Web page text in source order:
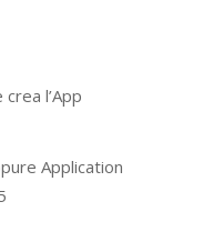
l’App
Application